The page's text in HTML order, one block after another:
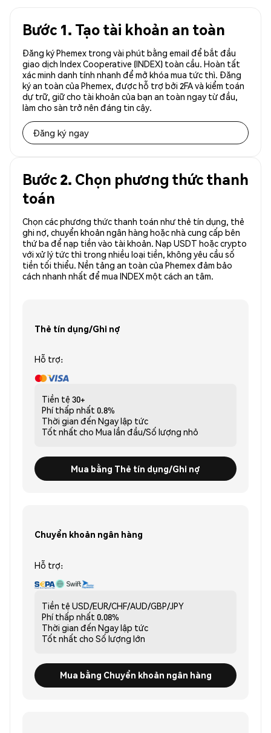
Bước 1. Tạo tài khoản an toàn
Đăng ký Phemex trong vài phút bằng email để bắt đầu
giao dịch Index Cooperative (INDEX) toàn cầu. Hoàn tất
xác minh danh tính nhanh để mở khóa mua tức thì. Đăng
ký an toàn của Phemex, được hỗ trợ bởi 2FA và kiểm toán
dự trữ, giữ cho tài khoản của bạn an toàn ngay từ đầu,
làm cho sàn trở nên đáng tin cậy.
Đăng ký ngay
Bước 2. Chọn phương thức thanh
toán
Chọn các phương thức thanh toán như thẻ tín dụng, thẻ
ghi nợ, chuyển khoản ngân hàng hoặc nhà cung cấp bên
thứ ba để nạp tiền vào tài khoản. Nạp USDT hoặc crypto
với xử lý tức thì trong nhiều loại tiền, không yêu cầu số
tiền tối thiểu. Nền tảng an toàn của Phemex đảm bảo
cách nhanh nhất để mua INDEX một cách an tâm.
Thẻ tín dụng/Ghi nợ
Hỗ trợ:
Tiền tệ 30+
Phí thấp nhất 0.8%
Thời gian đến Ngay lập tức
Tốt nhất cho Mua lần đầu/Số lượng nhỏ
Mua bằng Thẻ tín dụng/Ghi nợ
Chuyển khoản ngân hàng
Hỗ trợ:
Tiền tệ USD/EUR/CHF/AUD/GBP/JPY
Phí thấp nhất 0.08%
Thời gian đến Ngay lập tức
Tốt nhất cho Số lượng lớn
Mua bằng Chuyển khoản ngân hàng